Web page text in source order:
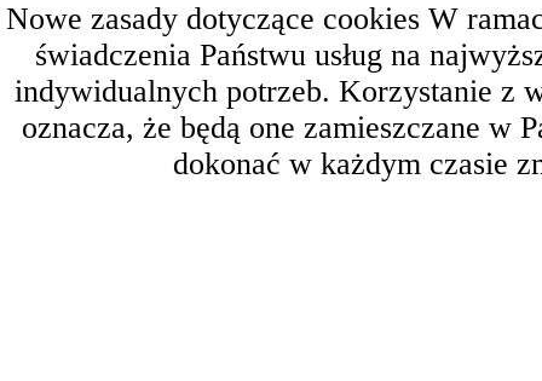
Nowe zasady dotyczące cookies W
świadczenia Państwu usług na
indywidualnych potrzeb. Korzystanie z
oznacza, że będą one zamieszczane w
dokonać w każdym czasie